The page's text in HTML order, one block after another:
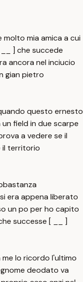
mia amica a cui
] che succede
ancora nel inciucio
gian pietro
questo ernesto
field in due scarpe
a vedere se il
il territorio
era appena liberato
un po per ho capito
successe [ __ ]
lo ricordo l'ultimo
deodato va